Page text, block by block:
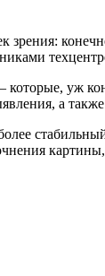
зрения:
которые, уж
а